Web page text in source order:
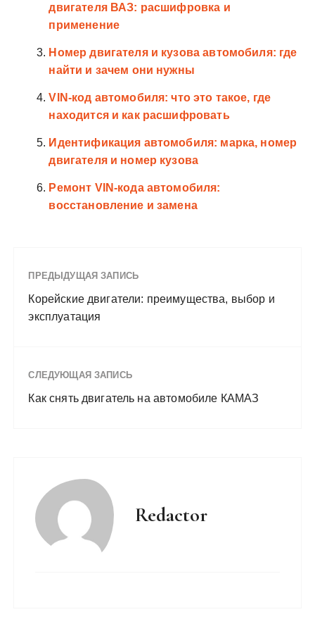
двигателя ВАЗ: расшифровка и
применение
Номер двигателя и кузова автомобиля: где
найти и зачем они нужны
VIN-код автомобиля: что это такое, где
находится и как расшифровать
Идентификация автомобиля: марка, номер
двигателя и номер кузова
Ремонт VIN-кода автомобиля:
восстановление и замена
ПРЕДЫДУЩАЯ ЗАПИСЬ
Корейские двигатели: преимущества, выбор и
эксплуатация
СЛЕДУЮЩАЯ ЗАПИСЬ
Как снять двигатель на автомобиле КАМАЗ
Redactor